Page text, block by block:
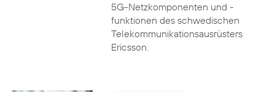
5G-Netzkomponenten und -
funktionen des schwedischen
Telekommunikationsausrüsters
Ericsson.